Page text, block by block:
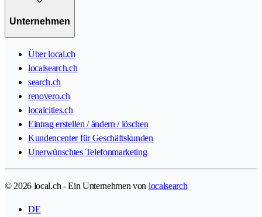
Unternehmen
Über local.ch
localsearch.ch
search.ch
renovero.ch
localcities.ch
Eintrag erstellen / ändern / löschen
Kundencenter für Geschäftskunden
Unerwünschtes Telefonmarketing
© 2026 local.ch - Ein Unternehmen von localsearch
DE